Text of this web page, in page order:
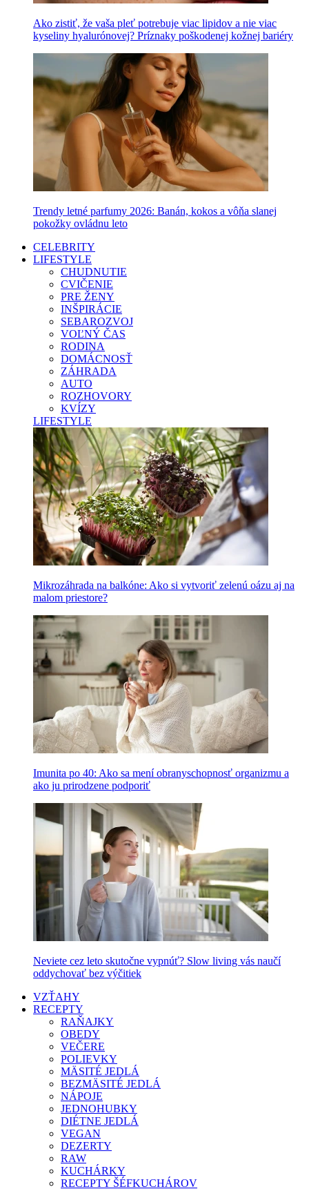
Ako zistiť, že vaša pleť potrebuje viac lipidov a nie viac
kyseliny hyalurónovej? Príznaky poškodenej kožnej bariéry
Trendy letné parfumy 2026: Banán, kokos a vôňa slanej
pokožky ovládnu leto
CELEBRITY
LIFESTYLE
CHUDNUTIE
CVIČENIE
PRE ŽENY
INŠPIRÁCIE
SEBAROZVOJ
VOĽNÝ ČAS
RODINA
DOMÁCNOSŤ
ZÁHRADA
AUTO
ROZHOVORY
KVÍZY
LIFESTYLE
Mikrozáhrada na balkóne: Ako si vytvoriť zelenú oázu aj na
malom priestore?
Imunita po 40: Ako sa mení obranyschopnosť organizmu a
ako ju prirodzene podporiť
Neviete cez leto skutočne vypnúť? Slow living vás naučí
oddychovať bez výčitiek
VZŤAHY
RECEPTY
RAŇAJKY
OBEDY
VEČERE
POLIEVKY
MÄSITÉ JEDLÁ
BEZMÄSITÉ JEDLÁ
NÁPOJE
JEDNOHUBKY
DIÉTNE JEDLÁ
VEGAN
DEZERTY
RAW
KUCHÁRKY
RECEPTY ŠÉFKUCHÁROV